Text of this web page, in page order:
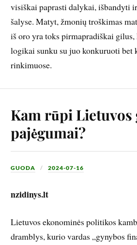
visiškai paprasti dalykai, išbandyti
šalyse. Matyt, žmonių troškimas
iš oro yra toks pirmapradiškai
logikai sunku su juo konkuruoti bet
rinkimuose.
Kam rūpi Lietuvos
pajėgumai?
GUODA 2024-07-16
nzidinys.lt
Lietuvos ekonominės politikos
dramblys, kurio vardas „gynybos